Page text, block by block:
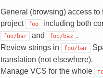
General (browsing) access to
project
foo including both
foo/bar and foo/baz .
Review strings in
foo/bar
translation (not elsewhere).
Manage VCS for the whole